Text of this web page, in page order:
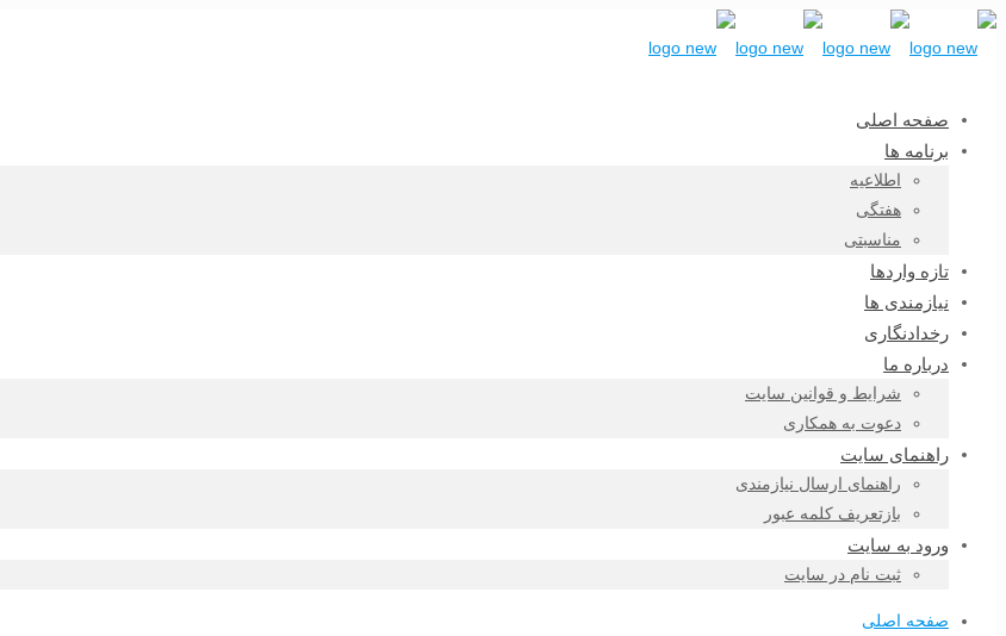
صفحه اصلی
برنامه ها
اطلاعیه
هفتگی
مناسبتی
تازه واردها
نیازمندی ها
رخدادنگاری
درباره ما
شرایط و قوانین سایت
دعوت به همکاری
راهنمای سایت
راهنمای ارسال نیازمندی
بازتعریف کلمه عبور
ورود به سایت
ثبت نام در سایت
صفحه اصلی